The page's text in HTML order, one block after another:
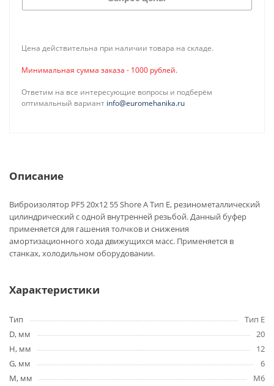
Цена действительна при наличии товара на складе.
Минимальная сумма заказа - 1000 рублей.
Ответим на все интересующие вопросы и подберём
оптимальный вариант info@euromehanika.ru
Описание
Виброизолятор PF5 20x12 55 Shore A Тип E, резинометаллический
цилиндрический с одной внутренней резьбой. Данный буфер
применяется для гашения толчков и снижения
амортизационного хода движущихся масс. Применяется в
станках, холодильном оборудовании.
Характеристики
Тип
Тип E
D, мм
20
H, мм
12
G, мм
6
M, мм
M6